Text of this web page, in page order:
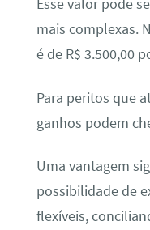
Esse valor pode
mais complexas.
é de R$ 3.500,00
Para peritos que
ganhos podem
Uma vantagem
possibilidade de
flexíveis,